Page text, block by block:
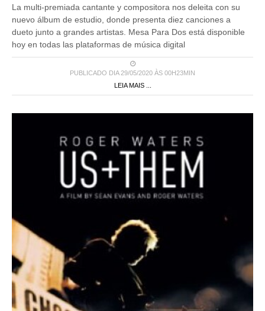
nuevo álbum de estudio, donde presenta diez canciones a
dueto junto a grandes artistas. Mesa Para Dos está disponible
hoy en todas las plataformas de música digital
PUBLICADO DIA 29/05/2020 ÀS 00H23MIN
LEIA MAIS ...